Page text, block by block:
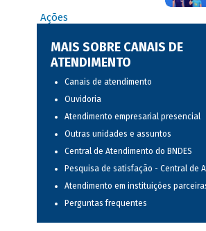
Ações
MAIS SOBRE CANAIS DE
ATENDIMENTO
Canais de atendimento
Ouvidoria
Atendimento empresarial presencial
Outras unidades e assuntos
Central de Atendimento do BNDES
Pesquisa de satisfação - Central de
Atendimento em instituições
Perguntas frequentes